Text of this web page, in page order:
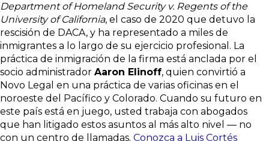
Department of Homeland Security v. Regents of the
University of California, el caso de 2020 que detuvo la
rescisión de DACA, y ha representado a miles de
inmigrantes a lo largo de su ejercicio profesional. La
práctica de inmigración de la firma está anclada por el
socio administrador Aaron Elinoff, quien convirtió a
Novo Legal en una práctica de varias oficinas en el
noroeste del Pacífico y Colorado. Cuando su futuro en
este país está en juego, usted trabaja con abogados
que han litigado estos asuntos al más alto nivel — no
con un centro de llamadas. Conozca a Luis Cortés